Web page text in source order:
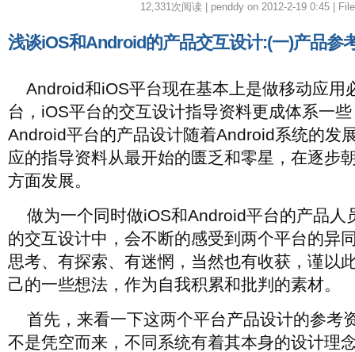
12,331次阅读 | penddy on 2012-2-19 0:45 |
浅谈iOS和Android的产品交互设计:(一)产品参
Android和iOS平台现在基本上是做移动应用
台，iOS平台的交互设计指导资料更成体系一
Android平台的产品设计随着Android系统的发
应的指导资料从最开始的匮乏和零星，在逐步
方面发展。
做为一个同时做iOS和Android平台的产品人
的交互设计中，会不断的感受到两个平台的异
思考、有探索、有迷惘，当然也有收获，谨以
己的一些想法，作为自我积累和批判的素材。
首先，来看一下这两个平台产品设计的参考
不是凭空而来，不同系统有着其本身的设计理